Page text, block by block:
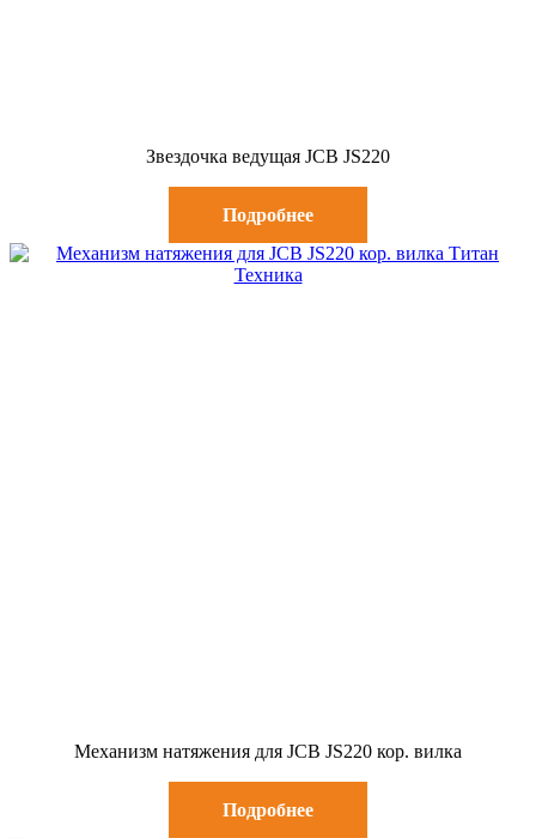
Звездочка ведущая JCB JS220
Подробнее
Механизм натяжения для JCB JS220 кор. вилка
Подробнее